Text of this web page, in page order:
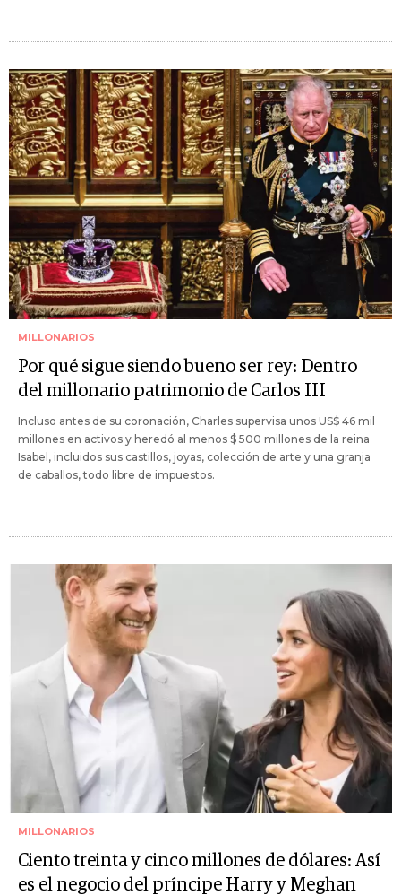
MILLONARIOS
Por qué sigue siendo bueno ser rey: Dentro
del millonario patrimonio de Carlos III
Incluso antes de su coronación, Charles supervisa unos US$ 46 mil
millones en activos y heredó al menos $ 500 millones de la reina
Isabel, incluidos sus castillos, joyas, colección de arte y una granja
de caballos, todo libre de impuestos.
MILLONARIOS
Ciento treinta y cinco millones de dólares: Así
es el negocio del príncipe Harry y Meghan